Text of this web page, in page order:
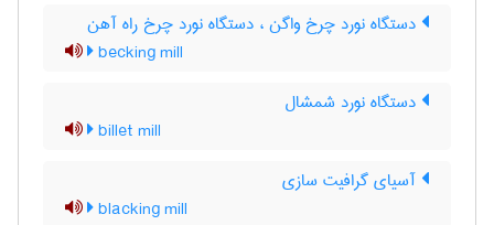
دستگاه نورد چرخ واگن ، دستگاه نورد چرخ راه آهن
becking mill
دستگاه نورد شمشال
billet mill
آسیای گرافیت سازی
blacking mill